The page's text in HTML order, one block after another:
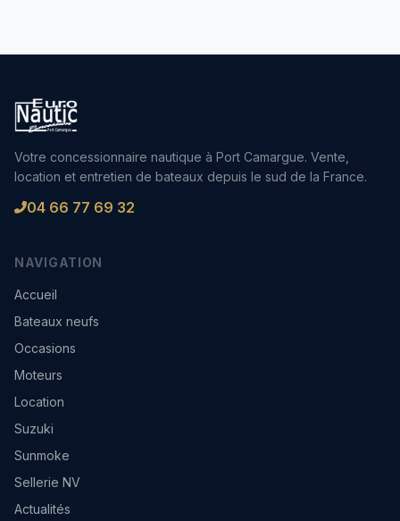
Votre concessionnaire nautique à Port Camargue. Vente,
location et entretien de bateaux depuis le sud de la France.
04 66 77 69 32
NAVIGATION
Accueil
Bateaux neufs
Occasions
Moteurs
Location
Suzuki
Sunmoke
Sellerie NV
Actualités